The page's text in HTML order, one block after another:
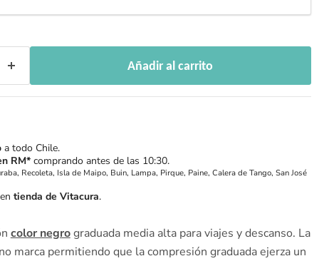
Añadir al carrito
a todo Chile.
RM*comprando antes de las 10:30.
Recoleta, Isla de Maipo, Buin, Lampa, Pirque, Paine, Calera de Tango, San José
tienda de Vitacura.
color negrograduada media alta para viajes y descanso. La
marca permitiendo que la compresión graduada ejerza un